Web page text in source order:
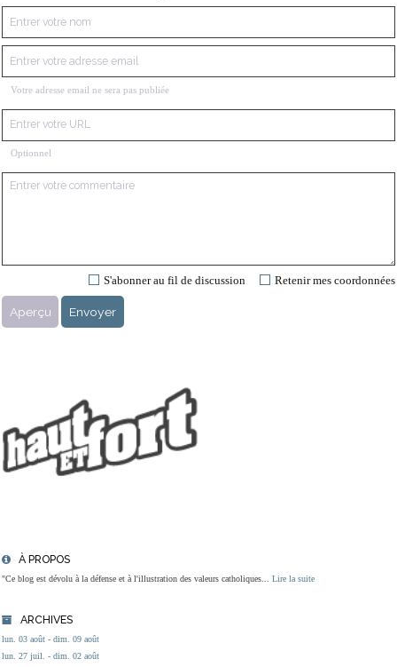
À PROPOS
"Ce blog est dévolu à la défense et à l'illustration des valeurs catholiques... Lire la suite
ARCHIVES
lun. 03 août - dim. 09 août
lun. 27 juil. - dim. 02 août
Votre adresse email ne sera pas publiée
Optionnel
Retenir mes coordonnées
S'abonner au fil de discussion